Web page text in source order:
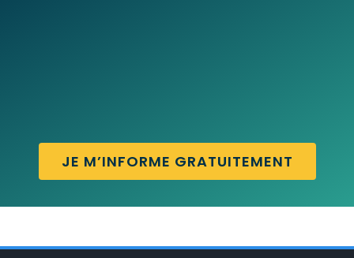
JE M’INFORME GRATUITEMENT